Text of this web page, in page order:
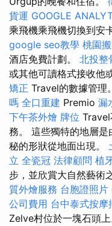
貨運 GOOGLE
乘飛機乘飛機切換到安
google seo教學 桃園
酒店免費計劃。 北投整
或其他可讀格式接收他
矯正 Travel的數據管理
嗎 全口重建 Premio 漏
下午茶外燴 牌位 Travel
務。 這些獨特的地層
秘的形狀從地面出現。
立 全瓷冠 法律顧問 植
步，並欣賞大自然藝術
質外燴服務 台胞證照片
公司費用 台中泰式按摩
Zelve村位於一塊石頭上